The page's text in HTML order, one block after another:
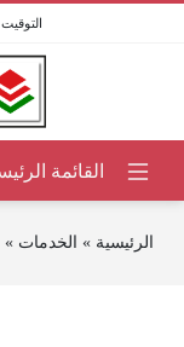
الرئيسية » الخدمات »